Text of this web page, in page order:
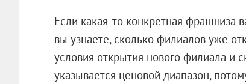
Если какая-то конкретная франшиза
вы узнаете, сколько филиалов уже
условия открытия нового филиала и
указывается ценовой диапазон,